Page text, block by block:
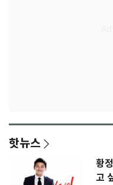
핫뉴스
황
고